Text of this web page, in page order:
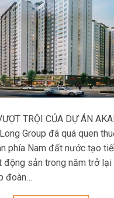
TRỘI CỦA DỰ ÁN
Group đã quá quen
phía Nam đất nước tạo
sản trong năm trở lại
đoàn…